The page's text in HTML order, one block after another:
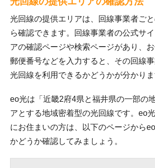
光回線の提供エリアは、回線事業者ご
ら確認できます。回線事業者の公式サ
アの確認ページや検索ページがあり、
郵便番号などを入力すると、その回線
光回線を利用できるかどうかが分かりま
eo光は「近畿2府4県と福井県の一部の
アとする地域密着型の光回線です。eo
にお住まいの方は、以下のページから
かどうか確認してみましょう。